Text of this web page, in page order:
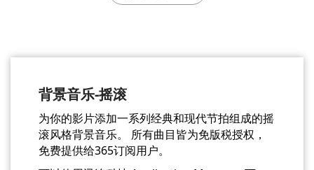
背景音乐-摇滚
为你的影片添加一系列经典和现代节拍组成的摇
滚风格背景音乐。 所有曲目皆为免版税授权，
免费提供给365订阅用户。